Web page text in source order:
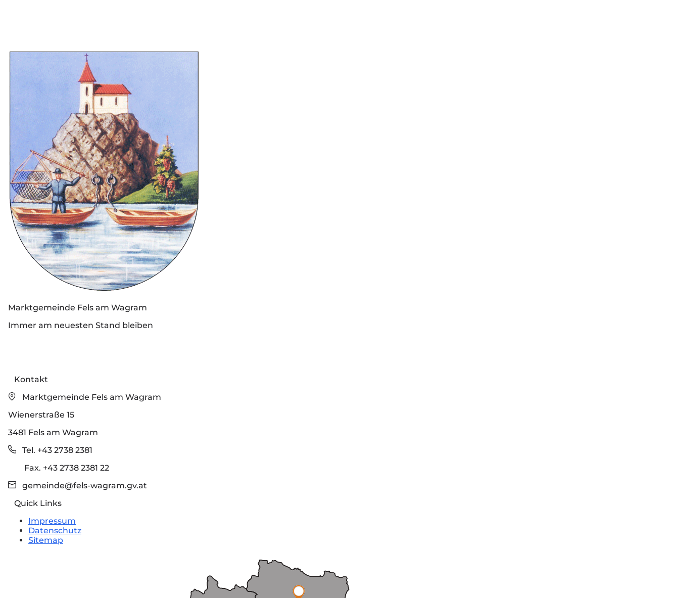
Marktgemeinde Fels am Wagram
Immer am neuesten Stand bleiben
Kontakt
Marktgemeinde Fels am Wagram
Wienerstraße 15
3481 Fels am Wagram
Tel. +43 2738 2381
Fax. +43 2738 2381 22
gemeinde@fels-wagram.gv.at
Quick Links
Impressum
Datenschutz
Sitemap